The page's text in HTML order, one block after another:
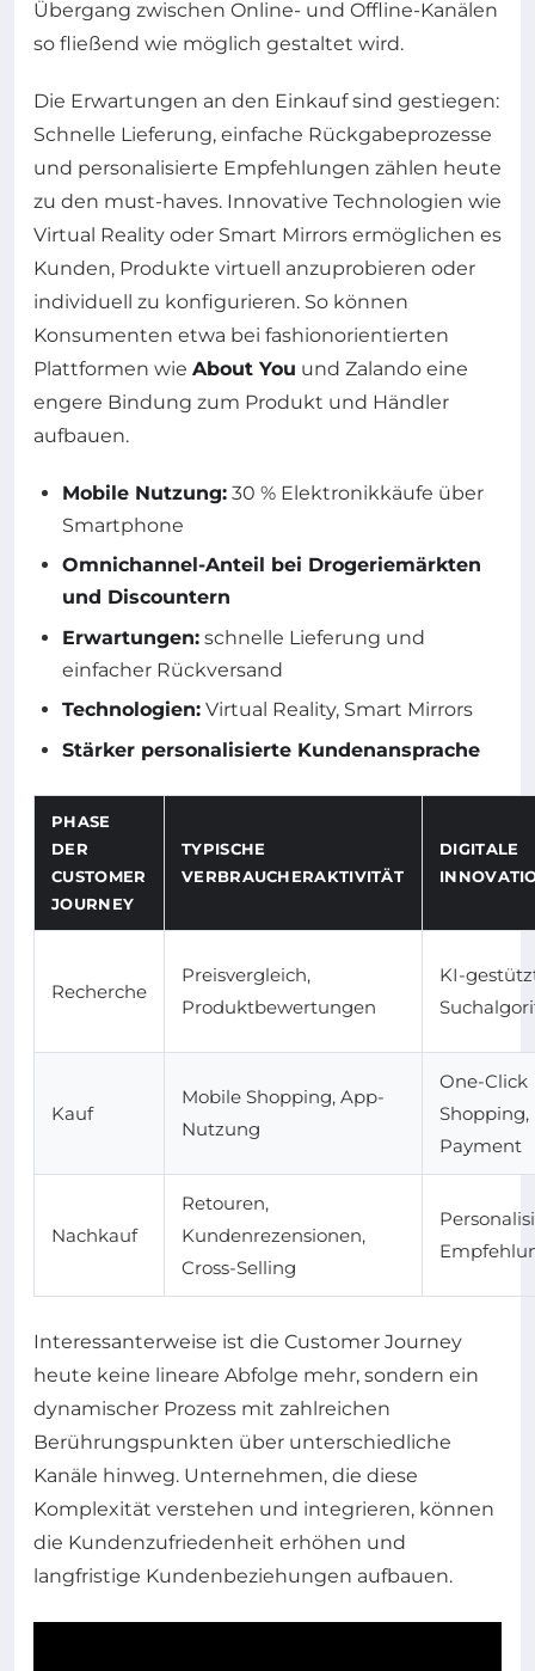
Übergang zwischen Online- und Offline-Kanälen
so fließend wie möglich gestaltet wird.
Die Erwartungen an den Einkauf sind gestiegen:
Schnelle Lieferung, einfache Rückgabeprozesse
und personalisierte Empfehlungen zählen heute
zu den must-haves. Innovative Technologien wie
Virtual Reality oder Smart Mirrors ermöglichen es
Kunden, Produkte virtuell anzuprobieren oder
individuell zu konfigurieren. So können
Konsumenten etwa bei fashionorientierten
Plattformen wie About You und Zalando eine
engere Bindung zum Produkt und Händler
aufbauen.
Mobile Nutzung: 30 % Elektronikkäufe über
Smartphone
Omnichannel-Anteil bei Drogeriemärkten
und Discountern
Erwartungen: schnelle Lieferung und
einfacher Rückversand
Technologien: Virtual Reality, Smart Mirrors
Stärker personalisierte Kundenansprache
PHASE
DER
CUSTOMER
JOURNEY
TYPISCHE
VERBRAUCHERAKTIVITÄT
DIGITALE
Recherche
Preisvergleich,
Produktbewertungen
KI-
Kauf
Mobile Shopping, App-
Nutzung
One-Click
Shopping,
Payment
Nachkauf
Retouren,
Kundenrezensionen,
Cross-Selling
Interessanterweise ist die Customer Journey
heute keine lineare Abfolge mehr, sondern ein
dynamischer Prozess mit zahlreichen
Berührungspunkten über unterschiedliche
Kanäle hinweg. Unternehmen, die diese
Komplexität verstehen und integrieren, können
die Kundenzufriedenheit erhöhen und
langfristige Kundenbeziehungen aufbauen.